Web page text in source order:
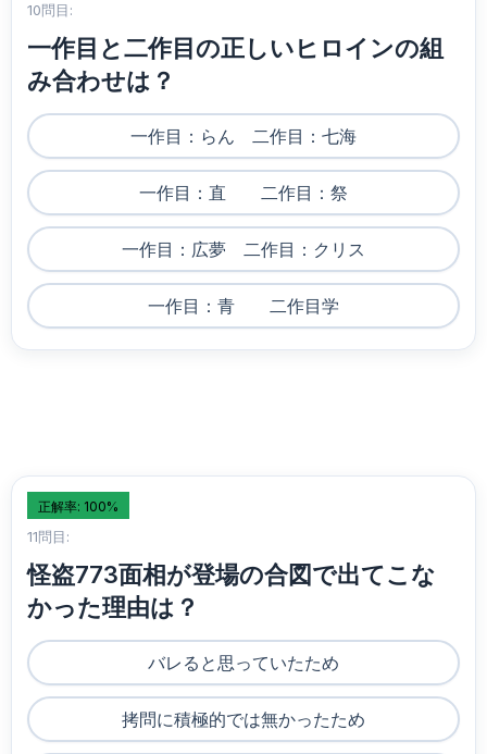
10問目:
一作目と二作目の正しいヒロインの組
み合わせは？
一作目：らん 二作目：七海
一作目：直 二作目：祭
一作目：広夢 二作目：クリス
一作目：青 二作目学
正解率: 100%
11問目:
怪盗773面相が登場の合図で出てこな
かった理由は？
バレると思っていたため
拷問に積極的では無かったため